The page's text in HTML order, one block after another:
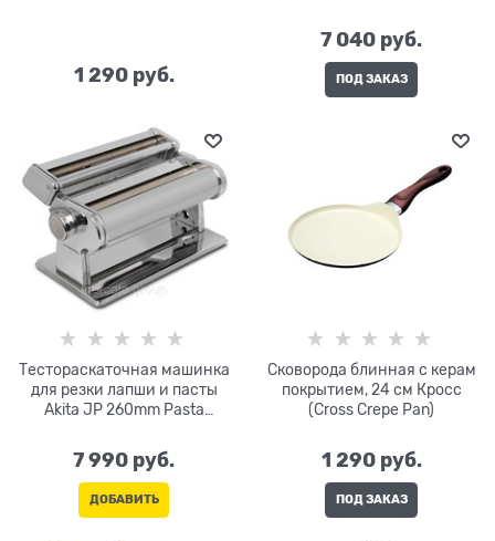
1 290 руб.
7 040 руб.
ПОД ЗАКАЗ
Тестораскаточная машинка
для резки лапши и пасты
Akita JP 260mm Pasta
7 990 руб.
ДОБАВИТЬ
Сковорода блинная с керам
покрытием, 24 см Кросс
(Cross Crepe Pan)
1 290 руб.
ПОД ЗАКАЗ